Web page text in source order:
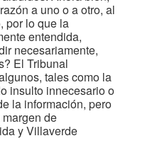
a uno o a otro, al
por lo que la
entendida,
necesariamente,
El Tribunal
tales como la
innecesario o
la información, pero
de
y Villaverde